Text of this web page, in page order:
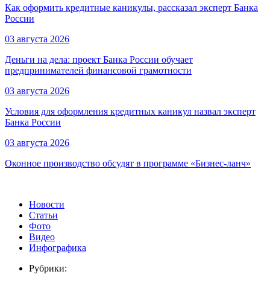
Как оформить кредитные каникулы, рассказал эксперт Банка
России
03 августа 2026
Деньги на дела: проект Банка России обучает
предпринимателей финансовой грамотности
03 августа 2026
Условия для оформления кредитных каникул назвал эксперт
Банка России
03 августа 2026
Оконное производство обсудят в программе «Бизнес-ланч»
Новости
Статьи
Фото
Видео
Инфографика
Рубрики: